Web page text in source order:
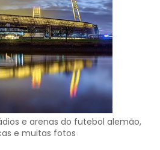
e arenas do futebol alemão,
e muitas fotos